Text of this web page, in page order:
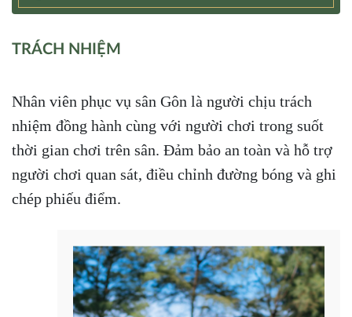
TRÁCH NHIỆM
Nhân viên phục vụ sân Gôn là người chịu trách
nhiệm đồng hành cùng với người chơi trong suốt
thời gian chơi trên sân. Đảm bảo an toàn và hỗ trợ
người chơi quan sát, điều chỉnh đường bóng và ghi
chép phiếu điểm.